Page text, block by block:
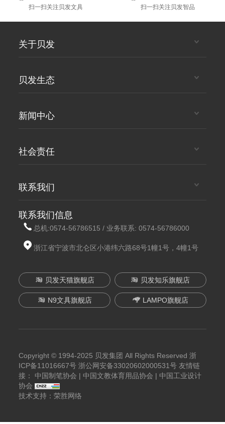
扫一扫关注贝发文具 扫一扫关注贝发智品
关于贝发
贝发生态
新闻中心
社会责任
联系我们
联系我们信息
总机:0574-56786515 / 业务联系: 0574-56786000
浙江省宁波市北仑区小港纬六路68号1幢1号，4幢1号
贝发天猫旗舰店 贝发知乐旗舰店
N9文具旗舰店 LAMPO旗舰店
Copyright © 1994-2025 贝发集团 All Rights Reserved 浙
ICP备11016667号 浙公网安备33020602000531号友情链
接： 中国制笔协会 | 中国文教体育用品协会 | 中国工业设计
协会
技术支持：荣胜网络